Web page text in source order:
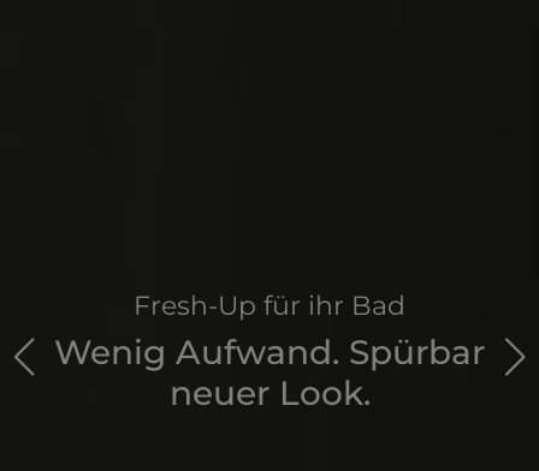
Fresh-Up für ihr Bad
Wenig Aufwand. Spürbar
neuer Look.